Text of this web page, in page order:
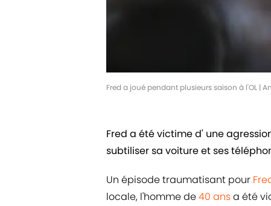
Fred a joué pendant plusieurs saison à l'OL |
Fred a été victime d' une
subtiliser sa voiture et ses
Un épisode traumatisant pour
locale, l'homme de40 ansa été